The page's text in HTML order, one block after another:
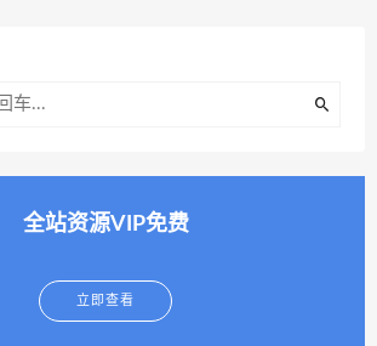
全站资源VIP免费
立即查看